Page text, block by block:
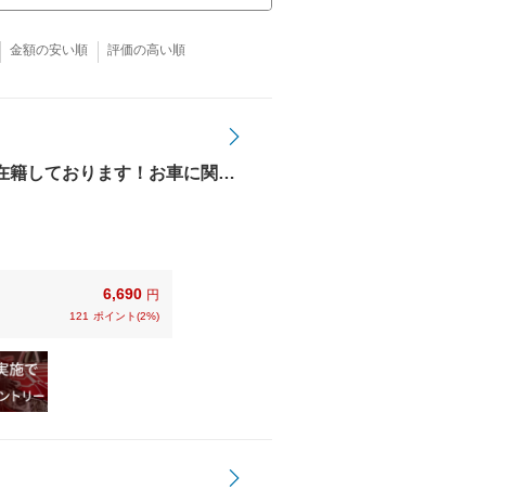
金額の安い順 評価の高い順
籍しております！お車に関す
種クレジット
6,690 円
121 ポイント(2%)